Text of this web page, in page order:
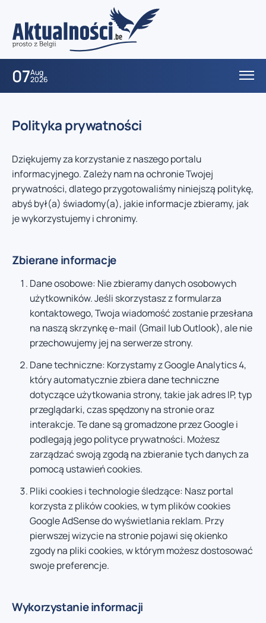
07Aug
2026
Polityka prywatności
Dziękujemy za korzystanie z naszego portalu
informacyjnego. Zależy nam na ochronie Twojej
prywatności, dlatego przygotowaliśmy niniejszą politykę,
abyś był(a) świadomy(a), jakie informacje zbieramy, jak
je wykorzystujemy i chronimy.
Zbierane informacje
Dane osobowe: Nie zbieramy danych osobowych
użytkowników. Jeśli skorzystasz z formularza
kontaktowego, Twoja wiadomość zostanie przesłana
na naszą skrzynkę e-mail (Gmail lub Outlook), ale nie
przechowujemy jej na serwerze strony.
Dane techniczne: Korzystamy z Google Analytics 4,
który automatycznie zbiera dane techniczne
dotyczące użytkowania strony, takie jak adres IP, typ
przeglądarki, czas spędzony na stronie oraz
interakcje. Te dane są gromadzone przez Google i
podlegają jego polityce prywatności. Możesz
zarządzać swoją zgodą na zbieranie tych danych za
pomocą ustawień cookies.
Pliki cookies i technologie śledzące: Nasz portal
korzysta z plików cookies, w tym plików cookies
Google AdSense do wyświetlania reklam. Przy
pierwszej wizycie na stronie pojawi się okienko
zgody na pliki cookies, w którym możesz dostosować
swoje preferencje.
Wykorzystanie informacji